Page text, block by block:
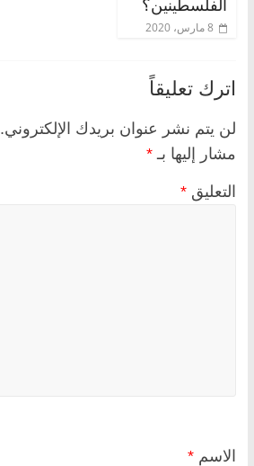
الفلسطينين؟
8 مارس، 2020
اترك تعليقاً
لن يتم نشر عنوان بريدك الإلكتروني.
مشار إليها بـ *
التعليق *
الاسم *